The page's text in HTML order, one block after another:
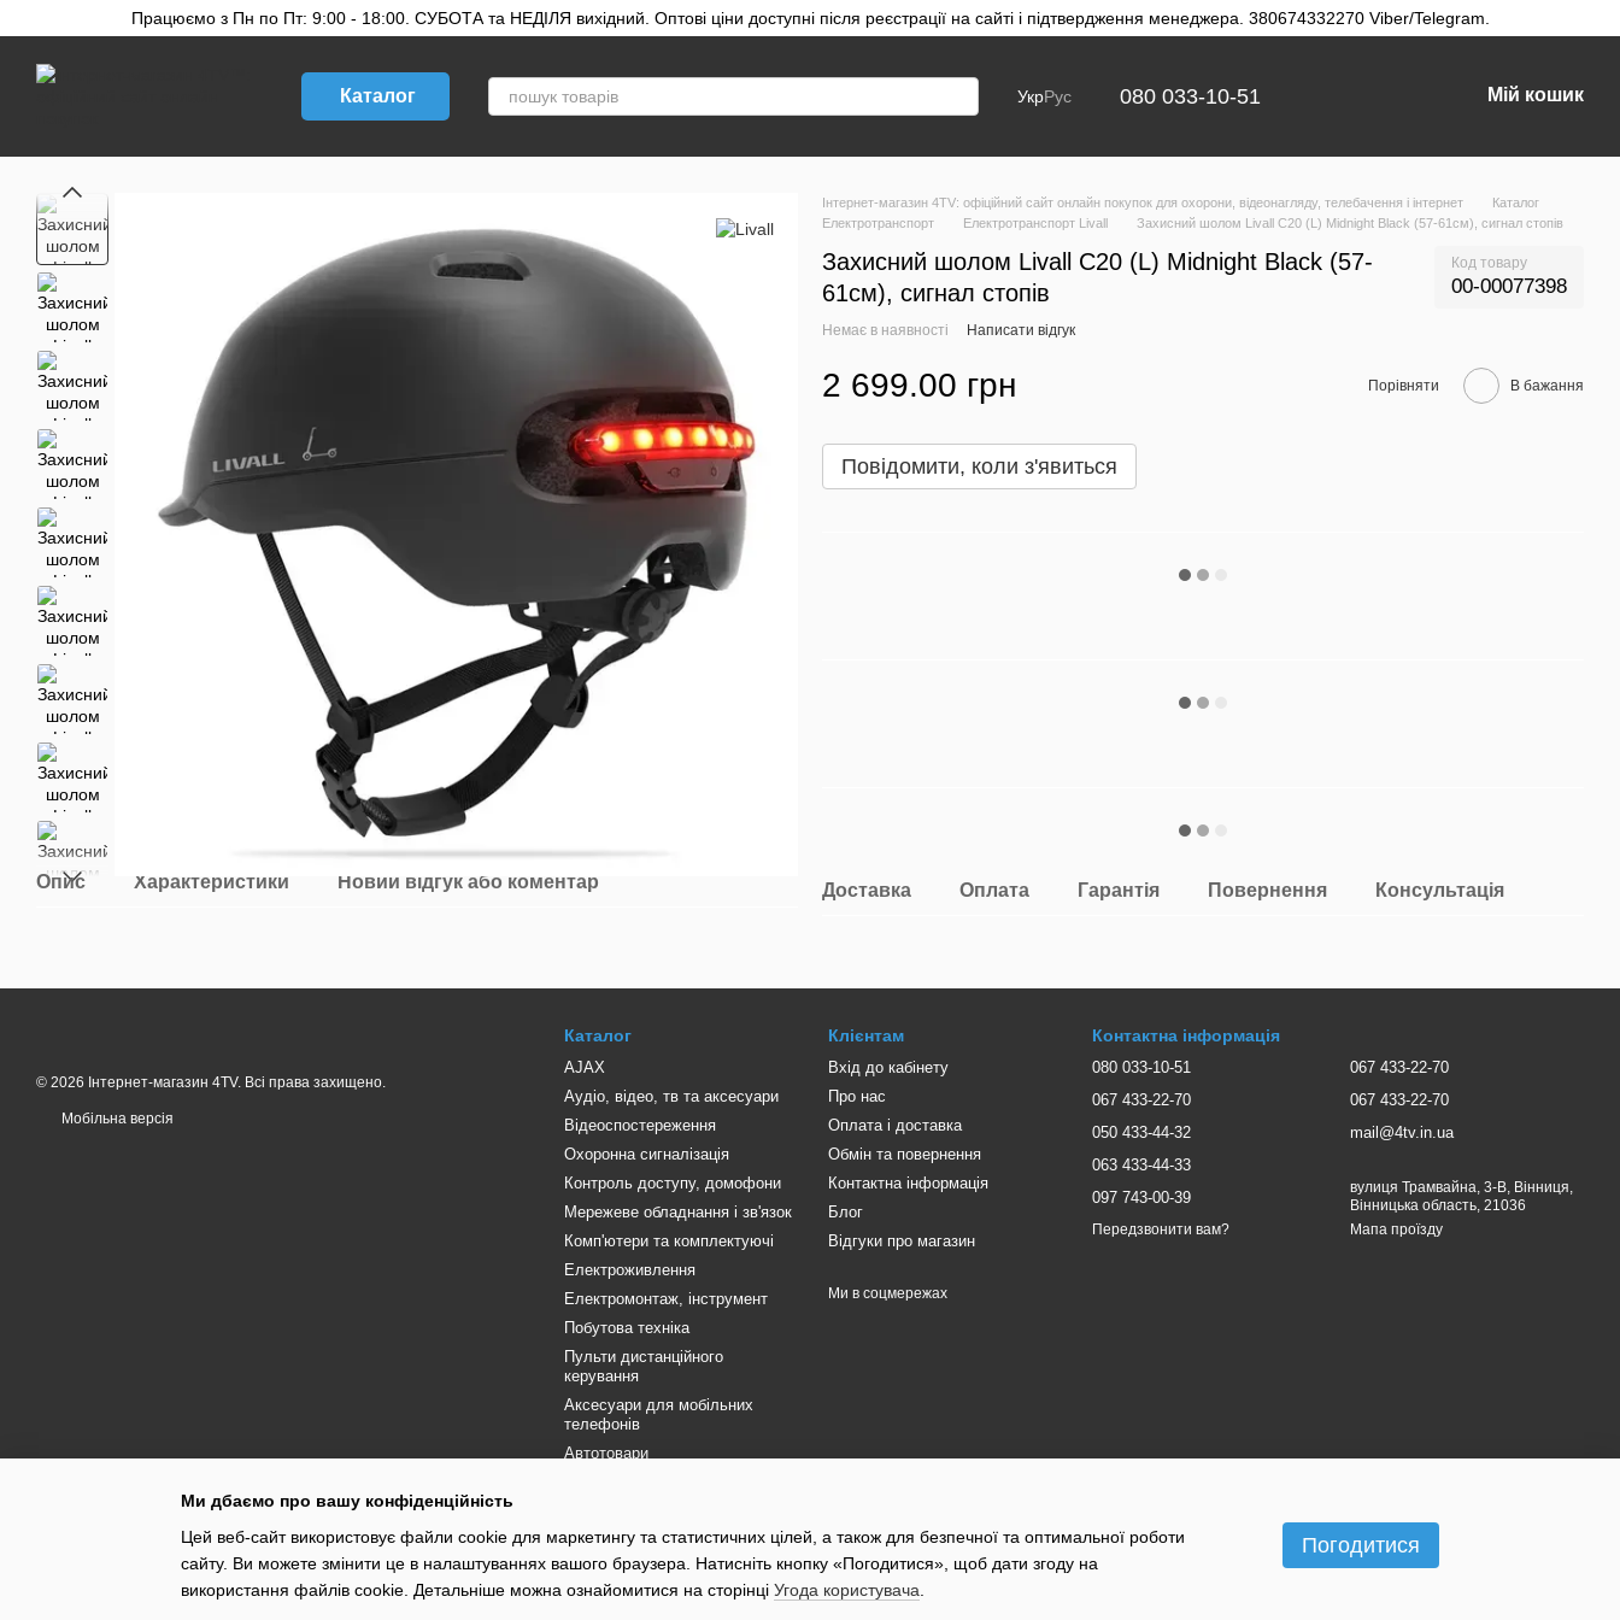
Перейти до основного контенту
Працюємо з Пн по Пт: 9:00 - 18:00. СУБОТА та НЕДІЛЯ вихідний. Оптові ціни доступні після реєстрації на сайті і підтвердження менеджера. 380674332270 Viber/Telegram.
Каталог УкрРус 080 033-10-51 Мій кошик
Опис Характеристики Новий відгук або коментар
Інтернет-магазин 4TV: офіційний сайт онлайн покупок для охорони, відеонагляду, телебачення і інтернет
Каталог
Електротранспорт
Електротранспорт Livall Захисний шолом Livall C20 (L) Midnight Black (57-61см), сигнал стопів
Захисний шолом Livall C20 (L) Midnight Black (57-
61см), сигнал стопів
Код товару
00-00077398
Немає в наявності Написати відгук
2 699.00 грн Порівняти В бажання
Повідомити, коли з'явиться
Доставка Оплата Гарантія Повернення Консультація
© 2026 Інтернет-магазин 4TV. Всі права захищено.
Мобільна версія
Каталог
AJAX
Аудіо, відео, тв та аксесуари
Відеоспостереження
Охоронна сигналізація
Контроль доступу, домофони
Мережеве обладнання і зв'язок
Комп'ютери та комплектуючі
Електроживлення
Електромонтаж, інструмент
Побутова техніка
Пульти дистанційного
керування
Аксесуари для мобільних
телефонів
Автотовари
Розпродаж
Клієнтам
Вхід до кабінету
Про нас
Оплата і доставка
Обмін та повернення
Контактна інформація
Блог
Відгуки про магазин
Ми в соцмережах
Контактна інформація
080 033-10-51
067 433-22-70
050 433-44-32
063 433-44-33
097 743-00-39
Передзвонити вам?
067 433-22-70
067 433-22-70
mail@4tv.in.ua
вулиця Трамвайна, 3-В, Вінниця,
Вінницька область, 21036
Мапа проїзду
Ми дбаємо про вашу конфіденційність
Цей веб-сайт використовує файли cookie для маркетингу та статистичних цілей, а також для безпечної та оптимальної роботи
сайту. Ви можете змінити це в налаштуваннях вашого браузера. Натисніть кнопку «Погодитися», щоб дати згоду на
використання файлів cookie. Детальніше можна ознайомитися на сторінці Угода користувача
Погодитися